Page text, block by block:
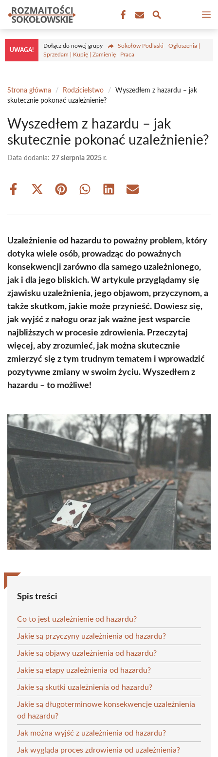
Przejdź
treści
UWAGA!
Dołącz do nowej grupy
Sokołów Podlaski - Ogłoszenia |
Sprzedam | Kupię | Zamienię | Praca
Strona główna / Rodzicielstwo /
Wyszedłem z hazardu – jak
skutecznie pokonać uzależnienie?
Wyszedłem z hazardu – jak
skutecznie pokonać uzależnienie?
Data dodania: 27 sierpnia 2025 r.
Share
Share
(Twitter)
Share Share Share Share
Uzależnienie od hazardu to poważny problem, który
dotyka wiele osób, prowadząc do poważnych
konsekwencji zarówno dla samego uzależnionego,
jak i dla jego bliskich. W artykule przyglądamy się
zjawisku uzależnienia, jego objawom, przyczynom, a
także skutkom, jakie może przynieść. Dowiesz się,
jak wyjść z nałogu oraz jak ważne jest wsparcie
najbliższych w procesie zdrowienia. Przeczytaj
więcej, aby zrozumieć, jak można skutecznie
zmierzyć się z tym trudnym tematem i wprowadzić
pozytywne zmiany w swoim życiu. Wyszedłem z
hazardu – to możliwe!
Spis treści
Co to jest uzależnienie od hazardu?
Jakie są przyczyny uzależnienia od hazardu?
Jakie są objawy uzależnienia od hazardu?
Jakie są etapy uzależnienia od hazardu?
Jakie są skutki uzależnienia od hazardu?
Jakie są długoterminowe konsekwencje uzależnienia
od hazardu?
Jak można wyjść z uzależnienia od hazardu?
Jak wygląda proces zdrowienia od uzależnienia?